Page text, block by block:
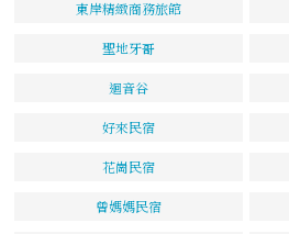
東岸精緻商務旅館
聖地牙哥
迴音谷
好來民宿
花崗民宿
曾媽媽民宿